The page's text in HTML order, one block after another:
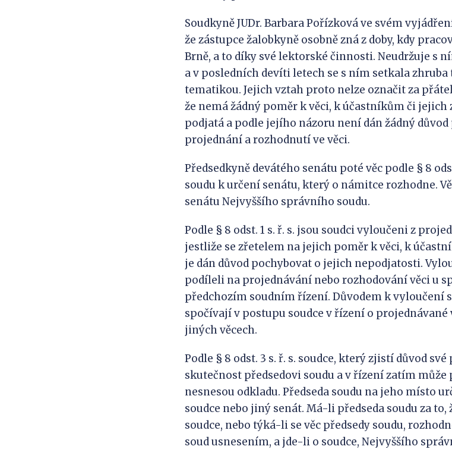
Soudkyně JUDr. Barbara Pořízková ve svém
že zástupce žalobkyně osobně zná z doby, kdy
Brně, a to díky své lektorské činnosti. Neudržuje s
a v posledních devíti letech se s ním setkala
tematikou. Jejich vztah proto nelze označit za
že nemá žádný poměr k věci, k účastníkům či jejich
podjatá a podle jejího názoru není dán žádný
projednání a rozhodnutí ve věci.
Předsedkyně devátého senátu poté věc podle § 8
soudu k určení senátu, který o námitce rozhodne.
senátu Nejvyššího správního soudu.
Podle § 8 odst. 1 s. ř. s. jsou soudci vyloučeni z
jestliže se zřetelem na jejich poměr k věci, k
je dán důvod pochybovat o jejich nepodjatosti.
podíleli na projednávání nebo rozhodování věci u
předchozím soudním řízení. Důvodem k vyloučení
spočívají v postupu soudce v řízení o
jiných věcech.
Podle § 8 odst. 3 s. ř. s. soudce, který zjistí důvod
skutečnost předsedovi soudu a v řízení zatím
nesnesou odkladu. Předseda soudu na jeho místo
soudce nebo jiný senát. Má-li předseda soudu za
soudce, nebo týká-li se věc předsedy soudu,
soud usnesením, a jde-li o soudce, Nejvyššího